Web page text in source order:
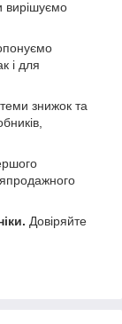
вирішуємо
і для
знижок та
Довіряйте